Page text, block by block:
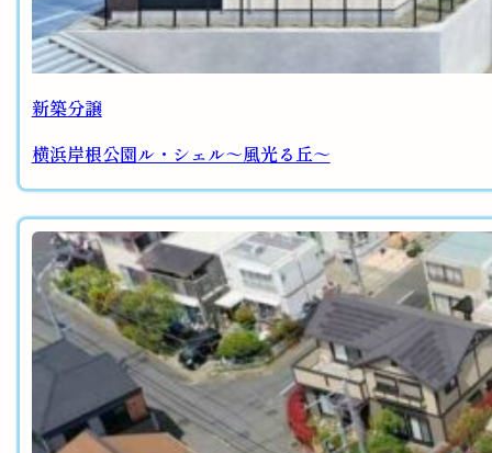
新築分譲
横浜岸根公園ル・シェル～風光る丘～